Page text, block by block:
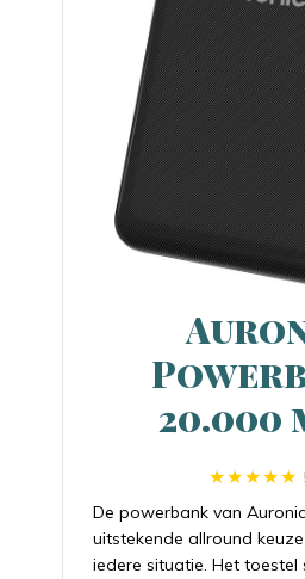
20.000
De powerbank van
uitstekende allround
iedere situatie. Het